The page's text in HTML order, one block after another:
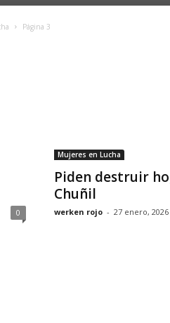
Página 3
0
Mujeres en Lucha
Piden destruir
Chuñil
werken rojo - 27 enero, 2026